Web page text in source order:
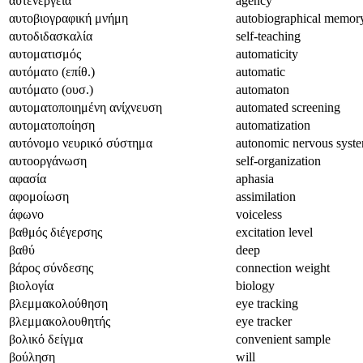
αυτοβιογραφική μνήμη
autobiographical
αυτοδιδασκαλία
self-teaching
αυτοματισμός
automaticity
αυτόματο (επίθ.)
automatic
αυτόματο (ουσ.)
automaton
αυτοματοποιημένη ανίχνευση
automated screening
αυτοματοποίηση
automatization
αυτόνομο νευρικό σύστημα
autonomic nervous
αυτοοργάνωση
self-organization
αφασία
aphasia
αφομοίωση
assimilation
άφωνο
voiceless
βαθμός διέγερσης
excitation level
βαθύ
deep
βάρος σύνδεσης
connection weight
βιολογία
biology
βλεμμακολούθηση
eye tracking
βλεμμακολουθητής
eye tracker
βολικό δείγμα
convenient sample
βούληση
will